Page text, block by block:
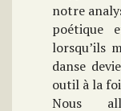
notre
poétique
lorsqu’ils
danse
outil à la
Nous